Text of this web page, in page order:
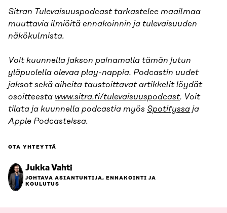
Sitran Tulevaisuuspodcast tarkastelee maailmaa
muuttavia ilmiöitä ennakoinnin ja tulevaisuuden
näkökulmista.
Voit kuunnella jakson painamalla tämän jutun
yläpuolella olevaa play-nappia. Podcastin uudet
jaksot sekä aiheita taustoittavat artikkelit löydät
osoitteesta www.sitra.fi/tulevaisuuspodcast. Voit
tilata ja kuunnella podcastia myös Spotifyssa ja
Apple Podcasteissa.
OTA YHTEYTTÄ
Jukka Vahti
JOHTAVA ASIANTUNTIJA, ENNAKOINTI JA
KOULUTUS